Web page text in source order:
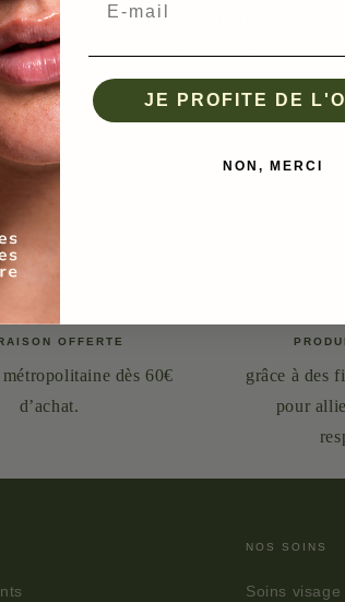
en format refill éco-
limitant l’impact environnemental.
et refill, Comblée défend
: moins de superflu, plus de sens.
OFFERTE
dès 60€
d’achat.
grâce à des
pour
NOS SOINS
Soins visage
JE PROFITE DE
NON, MERCI